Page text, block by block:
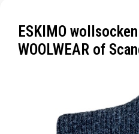
ESKIMO
WOOLWEAR of